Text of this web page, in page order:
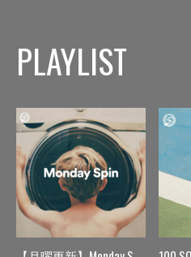
PLAYLIST